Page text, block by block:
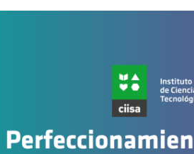
CALIDAD
VCM